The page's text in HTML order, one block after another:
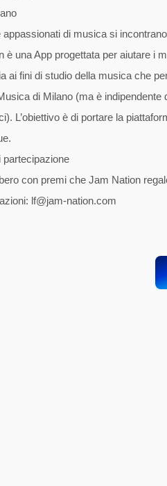
di musica si
è una App progettata per aiutare i
ai fini di studio della musica che
di Milano (ma è
L’obiettivo è di portare la
partecipazione
con premi che Jam Nation
lf@jam-nation.com